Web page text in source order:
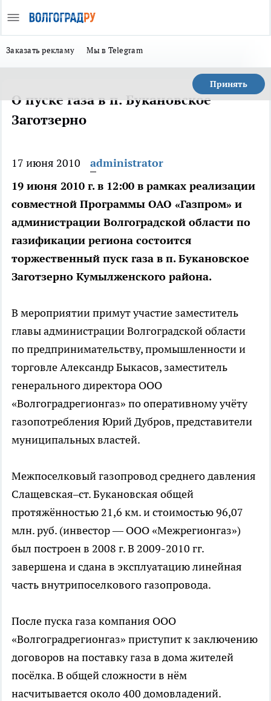
Заказать рекламу Мы в Telegram
Принять
О пуске газа в п. Букановское
Заготзерно
17 июня 2010
administrator
19 июня 2010 г. в 12:00 в рамках реализации
совместной Программы ОАО «Газпром» и
администрации Волгоградской области по
газификации региона состоится
торжественный пуск газа в п. Букановское
Заготзерно Кумылженского района.
В мероприятии примут участие заместитель
главы администрации Волгоградской области
по предпринимательству, промышленности и
торговле Александр Быкасов, заместитель
генерального директора ООО
«Волгоградрегионгаз» по оперативному учёту
газопотребления Юрий Дубров, представители
муниципальных властей.
Межпоселковый газопровод среднего давления
Слащевская–ст. Букановская общей
протяжённостью 21,6 км. и стоимостью 96,07
млн. руб. (инвестор — ООО «Межрегионгаз»)
был построен в 2008 г. В 2009-2010 гг.
завершена и сдана в эксплуатацию линейная
часть внутрипоселкового газопровода.
После пуска газа компания ООО
«Волгоградрегионгаз» приступит к заключению
договоров на поставку газа в дома жителей
посёлка. В общей сложности в нём
насчитывается около 400 домовладений.